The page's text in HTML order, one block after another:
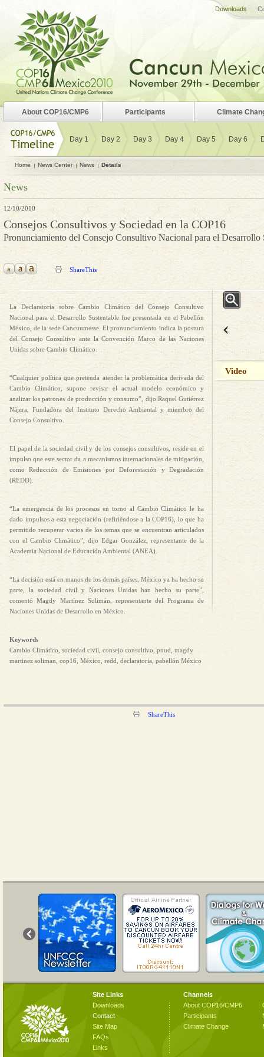
News
12/10/2010
Consejos Consultivos y Sociedad en la COP16
Pronunciamiento del Consejo Consultivo Nacional para el Desarrollo
ShareThis
La Declaratoria sobre Cambio Climático del Consejo Consultivo
Nacional para el Desarrollo Sustentable fue presentada en el Pabellón
México, de la sede Cancunmesse. El pronunciamiento indica la postura
del Consejo Consultivo ante la Convención Marco de las Naciones
Unidas sobre Cambio Climático.
“Cualquier política que pretenda atender la problemática derivada del
Cambio Climático, supone revisar el actual modelo económico y
analizar los patrones de producción y consumo”, dijo Raquel Gutiérrez
Nájera, Fundadora del Instituto Derecho Ambiental y miembro del
Consejo Consultivo.
El papel de la sociedad civil y de los consejos consultivos, reside en el
impulso que este sector da a mecanismos internacionales de mitigación,
como Reducción de Emisiones por Deforestación y Degradación
(REDD).
“La emergencia de los procesos en torno al Cambio Climático le ha
dado impulsos a esta negociación (refiriéndose a la COP16), lo que ha
permitido recuperar varios de los temas que se encuentran articulados
con el Cambio Climático”, dijo Edgar González, representante de la
Academia Nacional de Educación Ambiental (ANEA).
“La decisión está en manos de los demás países, México ya ha hecho su
parte, la sociedad civil y Naciones Unidas han hecho su parte”,
comentó Magdy Martínez Solimán, representante del Programa de
Naciones Unidas de Desarrollo en México.
Keywords
Cambio Climático, sociedad civil, consejo consultivo, pnud, magdy
martinez soliman, cop16, México, redd, declaratoria, pabellón México
Video
ShareThis
Day 1 Day 2 Day 3 Day 4 Day 5 Day 6
Home News Center News Details
About COP16/CMP6 Participants Climate
Downloads
Site Links
Downloads
Contact
Site Map
FAQs
Links
Channels
About COP16/CMP6
Participants
Climate Change